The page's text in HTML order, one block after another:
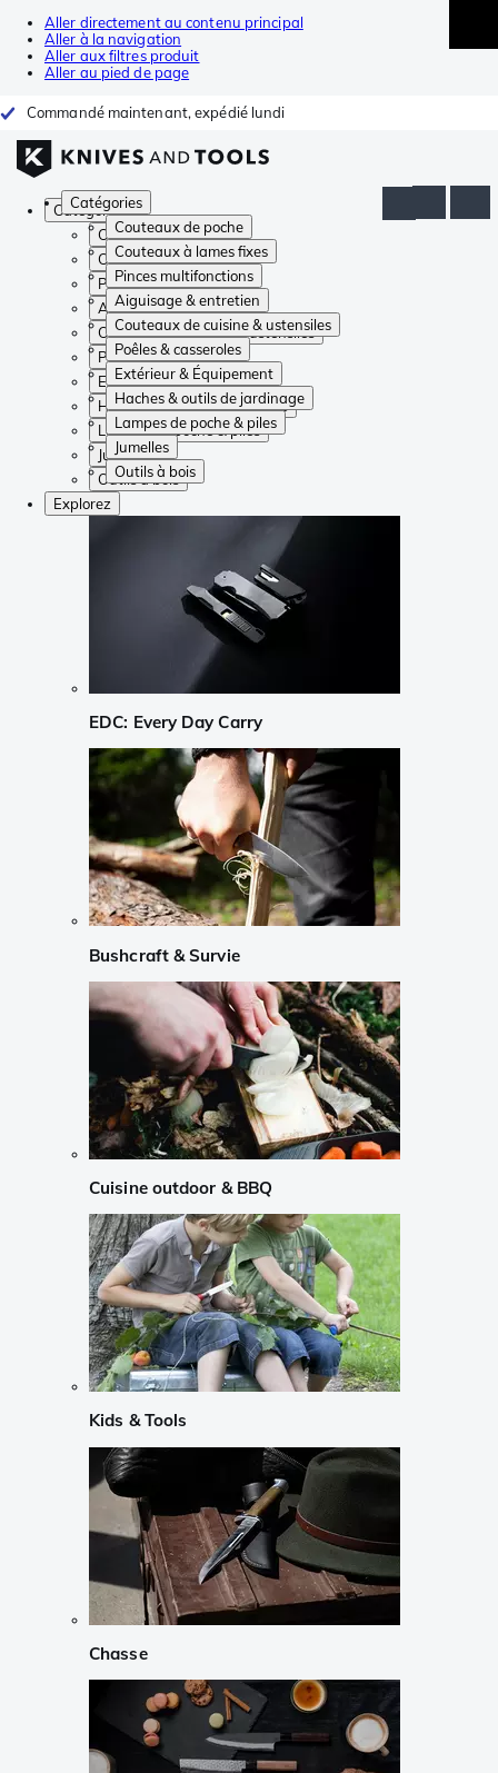
Aller directement au contenu principal
Aller à la navigation
Aller aux filtres produit
Aller au pied de page
Commandé maintenant, expédié lundi
Catégories
Couteaux de poche
Couteaux à lames fixes
Pinces multifonctions
Aiguisage & entretien
Couteaux de cuisine & ustensiles
Poêles & casseroles
Extérieur & Équipement
Haches & outils de jardinage
Lampes de poche & piles
Jumelles
Outils à bois
Catégories
Couteaux de poche
Couteaux à lames fixes
Pinces multifonctions
Aiguisage & entretien
Couteaux de cuisine & ustensiles
Poêles & casseroles
Extérieur & Équipement
Haches & outils de jardinage
Lampes de poche & piles
Jumelles
Outils à bois
Explorez
EDC: Every Day Carry
Bushcraft & Survie
Cuisine outdoor & BBQ
Kids & Tools
Chasse